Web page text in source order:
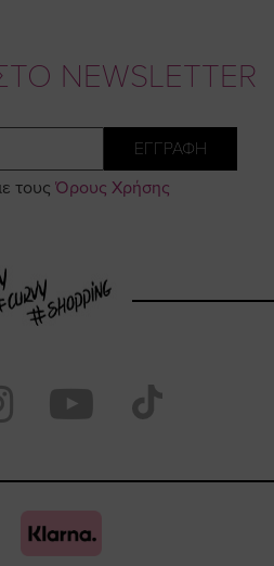
NEWSLETTER
ΕΓΓΡΑΦΗ
τους Όρους Χρήσης
Visit
https://
page
Visit
https://
our